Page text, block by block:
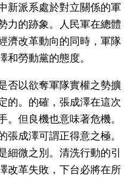
新派系處於對立關係的軍
力的跡象。人民軍在總體
濟改革動向的同時，軍隊
和勞動黨的態度。
否以欲奪軍隊實權之勢擴
的。的確，張成澤在這次
但良機也意味著危機。
張成澤可謂正得意之極。
細微之別。清洗行動的引
改革失敗，下台必將在所